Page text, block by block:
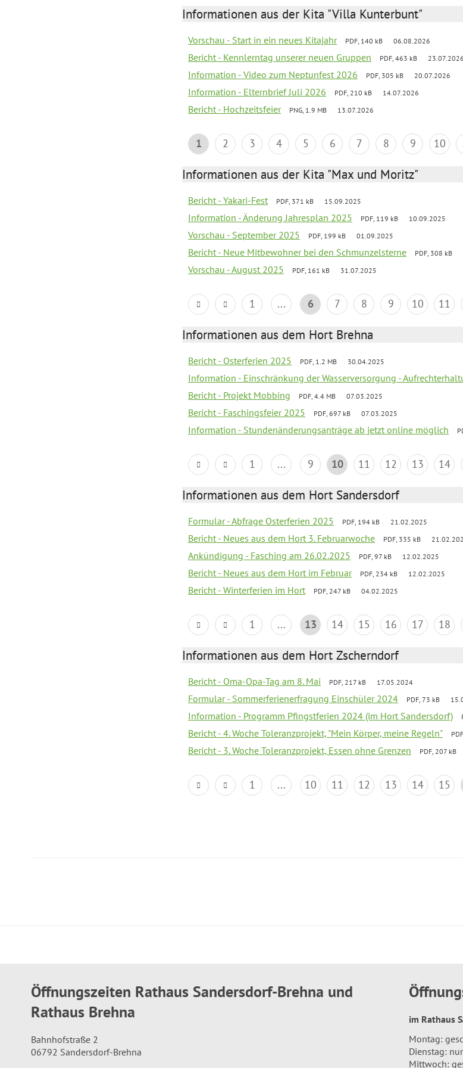
Informationen aus der Kita "Villa Kunterbunt"
Vorschau - Start in ein neues Kitajahr PDF, 140 kB 06.08.2026
Bericht - Kennlerntag unserer neuen Gruppen PDF, 463 kB 23.07.2026
Information - Video zum Neptunfest 2026 PDF, 305 kB 20.07.2026
Information - Elternbrief Juli 2026 PDF, 210 kB 14.07.2026
Bericht - Hochzeitsfeier PNG, 1.9 MB 13.07.2026
1 2 3 4 5 6 7 8 9 10
Informationen aus der Kita "Max und Moritz"
Bericht - Yakari-Fest PDF, 371 kB 15.09.2025
Information - Änderung Jahresplan 2025 PDF, 119 kB 10.09.2025
Vorschau - September 2025 PDF, 199 kB 01.09.2025
Bericht - Neue Mitbewohner bei den Schmunzelsterne PDF, 308 kB
Vorschau - August 2025 PDF, 161 kB 31.07.2025
1 ... 6 7 8 9 10 11
Informationen aus dem Hort Brehna
Bericht - Osterferien 2025 PDF, 1.2 MB 30.04.2025
Information - Einschränkung der Wasserversorgung -
Bericht - Projekt Mobbing PDF, 4.4 MB 07.03.2025
Bericht - Faschingsfeier 2025 PDF, 697 kB 07.03.2025
Information - Stundenänderungsanträge ab jetzt online möglich
1 ... 9 10 11 12 13 14
Informationen aus dem Hort Sandersdorf
Formular - Abfrage Osterferien 2025 PDF, 194 kB 21.02.2025
Bericht - Neues aus dem Hort 3. Februarwoche PDF, 335 kB
Ankündigung - Fasching am 26.02.2025 PDF, 97 kB 12.02.2025
Bericht - Neues aus dem Hort im Februar PDF, 234 kB 12.02.2025
Bericht - Winterferien im Hort PDF, 247 kB 04.02.2025
1 ... 13 14 15 16 17 18
Informationen aus dem Hort Zscherndorf
Bericht - Oma-Opa-Tag am 8. Mai PDF, 217 kB 17.05.2024
Formular - Sommerferienerfragung Einschüler 2024 PDF, 73 kB
Information - Programm Pfingstferien 2024 (im Hort Sandersdorf)
Bericht - 4. Woche Toleranzprojekt, "Mein Körper, meine Regeln"
Bericht - 3. Woche Toleranzprojekt, Essen ohne Grenzen PDF, 207 kB
1 ... 10 11 12 13 14 15
Öffnungszeiten Rathaus Sandersdorf-Brehna und
Rathaus Brehna
Bahnhofstraße 2
06792 Sandersdorf-Brehna
im Rathaus
Montag:
Dienstag:
Mittwoch: